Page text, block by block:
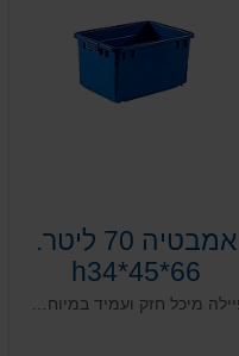
אמבטיה 70 ליטר.
66*45*h34
פיילה מיכל חזק ועמיד במיוחד , מאושר למזון ולתעשיה .